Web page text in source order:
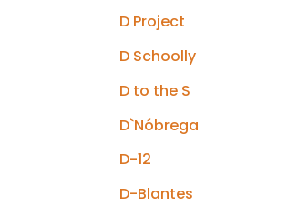
D Project
D Schoolly
D to the S
D`Nóbrega
D-12
D-Blantes